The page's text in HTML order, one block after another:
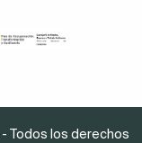
Todos los derechos